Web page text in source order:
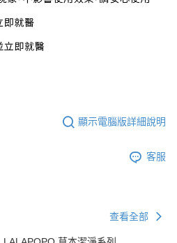
顯示電腦版詳細說明
客服
查看全部